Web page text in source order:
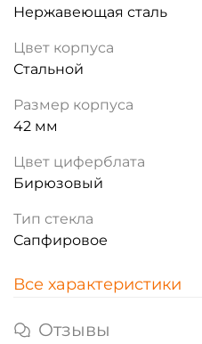
Нержавеющая сталь
Цвет корпуса
Стальной
Размер корпуса
42 мм
Цвет циферблата
Бирюзовый
Тип стекла
Сапфировое
Все характеристики
Отзывы